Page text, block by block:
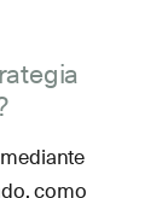
como